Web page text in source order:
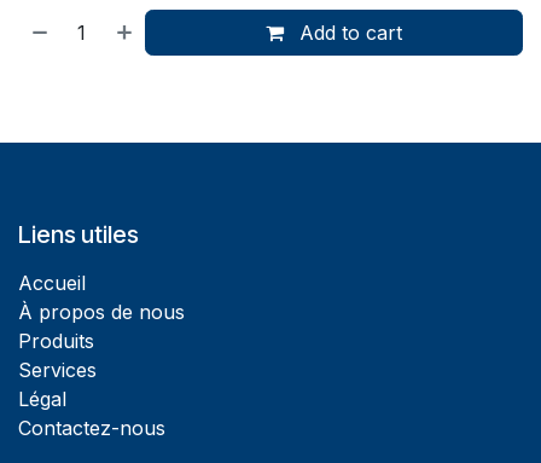
Add to cart
Liens utiles
Accueil
À propos de nous
Produits
Services
Légal
Contactez-nous